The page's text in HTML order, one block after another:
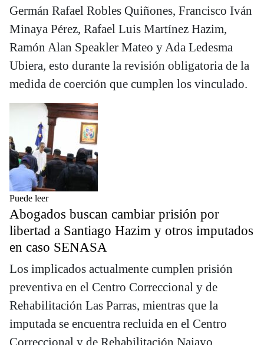
Germán Rafael Robles Quiñones, Francisco Iván
Minaya Pérez, Rafael Luis Martínez Hazim,
Ramón Alan Speakler Mateo y Ada Ledesma
Ubiera, esto durante la revisión obligatoria de la
medida de coerción que cumplen los vinculado.
Puede leer
Abogados buscan cambiar prisión por
libertad a Santiago Hazim y otros imputados
en caso SENASA
Los implicados actualmente cumplen prisión
preventiva en el Centro Correccional y de
Rehabilitación Las Parras, mientras que la
imputada se encuentra recluida en el Centro
Correccional y de Rehabilitación Najayo